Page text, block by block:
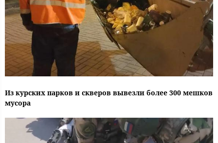
Из курских парков и скверов вывезли более 300 мешков
мусора